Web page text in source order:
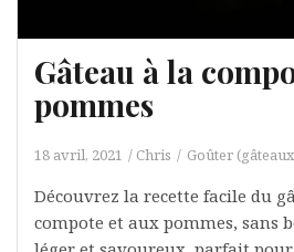
Gâteau à la
pommes
18 avril, 2021 Chris Goûter
Découvrez la recette facile du
compote et aux pommes, sans